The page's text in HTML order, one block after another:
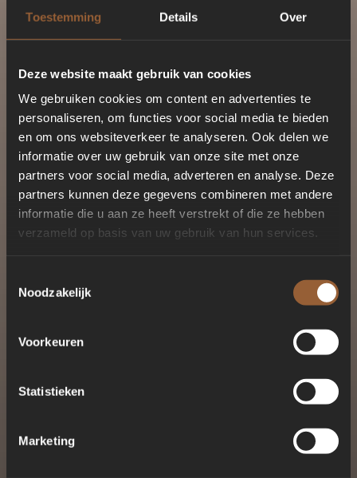
Toestemming Details Over
Deze website maakt gebruik van cookies
We gebruiken cookies om content en advertenties te
personaliseren, om functies voor social media te bieden
en om ons websiteverkeer te analyseren. Ook delen we
informatie over uw gebruik van onze site met onze
partners voor social media, adverteren en analyse. Deze
partners kunnen deze gegevens combineren met andere
informatie die u aan ze heeft verstrekt of die ze hebben
verzameld op basis van uw gebruik van hun services.
Noodzakelijk
Voorkeuren
Statistieken
Marketing